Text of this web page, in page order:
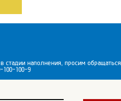
стадии наполнения, просим
100-100-9